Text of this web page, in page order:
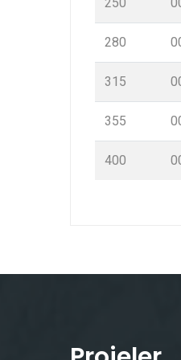
280
315
355
400